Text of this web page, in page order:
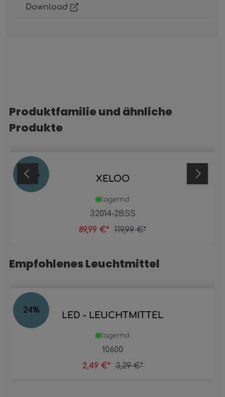
Download
Produktgalerie überspringen
Produktfamilie und ähnliche
Produkte
25 % XELOO
32014-2BSS
lagernd
89,99 €* 119,99 €*
Produktgalerie überspringen
Empfohlenes Leuchtmittel
24% LED - LEUCHTMITTEL
10600
lagernd
2,49 €* 3,29 €*